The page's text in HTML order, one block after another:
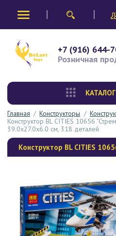
+7 (916) 644-
Розничная
Главная / Конструкторы /
Конструктор BL CITIES 10656
39.0х27.0х6.0 см, 318 деталей
Конструктор BL CITIES